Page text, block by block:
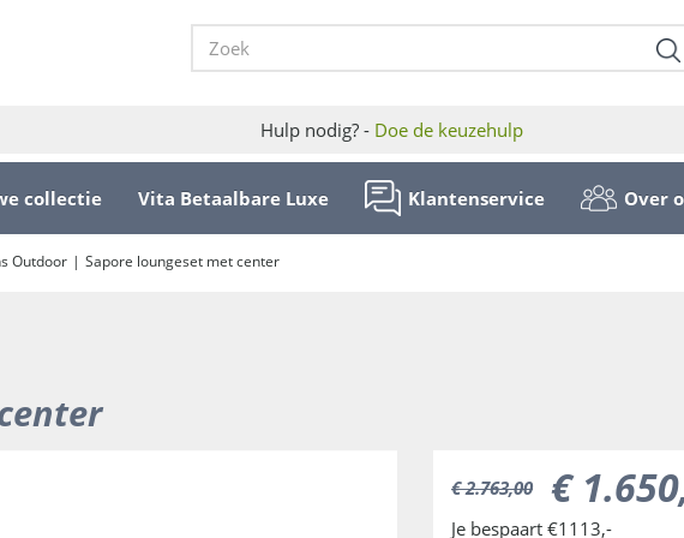
Outdoor Sapore loungeset met center
Hulp nodig? - Doe de keuzehulp
collectie Vita Betaalbare Luxe Klantenservice Over
€ 2.763,00 € 1.650
Je bespaart €1113,-